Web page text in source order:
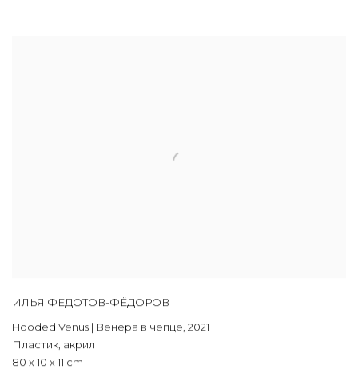
ИЛЬЯ ФЕДОТОВ-ФЁДОРОВ
Hooded Venus | Венера в чепце, 2021
Пластик, акрил
80 х 10 х 11 cm